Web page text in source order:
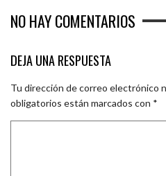
NO HAY COMENTARIOS
DEJA UNA RESPUESTA
Tu dirección de correo electrónico
obligatorios están marcados con *